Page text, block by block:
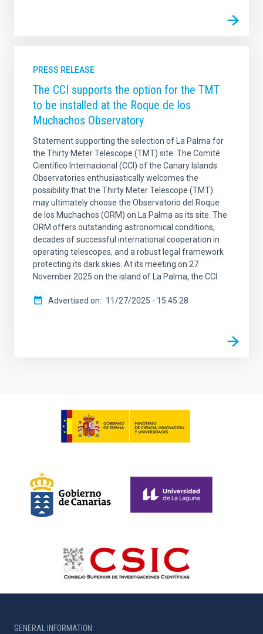
PRESS RELEASE
The CCI supports the option for the TMT
to be installed at the Roque de los
Muchachos Observatory
Statement supporting the selection of La Palma for
the Thirty Meter Telescope (TMT) site: The Comité
Científico Internacional (CCI) of the Canary Islands
Observatories enthusiastically welcomes the
possibility that the Thirty Meter Telescope (TMT)
may ultimately choose the Observatorio del Roque
de los Muchachos (ORM) on La Palma as its site. The
ORM offers outstanding astronomical conditions,
decades of successful international cooperation in
operating telescopes, and a robust legal framework
protecting its dark skies. At its meeting on 27
November 2025 on the island of La Palma, the CCI
Advertised on 11/27/2025 - 15:45:28
GENERAL INFORMATION